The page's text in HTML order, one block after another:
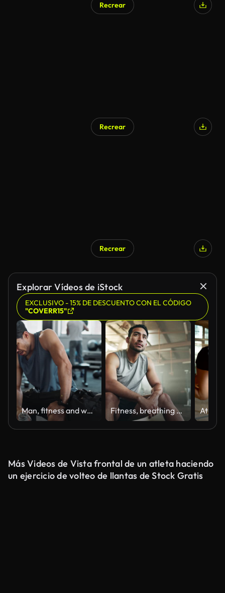
Recrear
Recrear
Recrear
Explorar Vídeos de iStock
EXCLUSIVO - 15% DE DESCUENTO CON EL CÓDIGO
"COVERR15"
Man, fitness and water in gym for tired, exercise and break with challenge, cardio and workout. Male person, drink and breathing in sports club for fatigue, recovery and health with muscle growth Fitness, breathing and sweating with a tired man in the gym, resting after an intense workout. Exercise, health and fatigue with a young athlete in recovery from training for sports or wellness
Más Videos de Vista frontal de un atleta haciendo
un ejercicio de volteo de llantas de Stock Gratis